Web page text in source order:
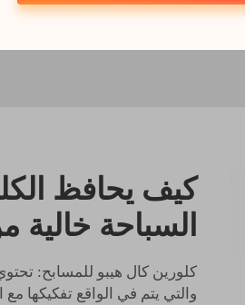
الظروف الدافئة المشمسة.
رؤية تحت الماء، وهو أمر لا
كيف يحافظ
السباحة خالية
كلورين كال هيبو للمسابح:
والتي يتم في الواقع تفكيكها